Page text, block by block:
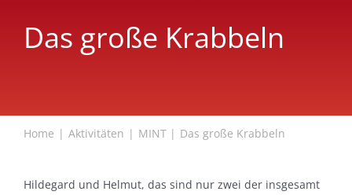
Das große Krabbeln
Home Aktivitäten MINT Das große Krabbeln
Hildegard und Helmut, das sind nur zwei der insgesamt